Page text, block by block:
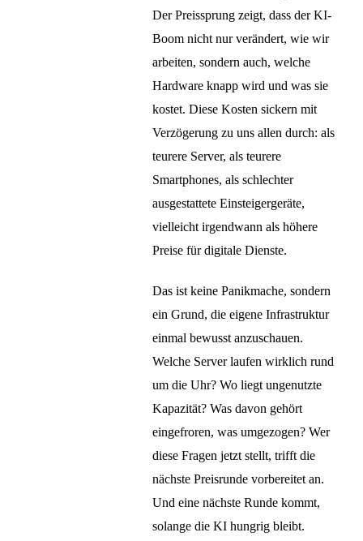
Der Preissprung zeigt, dass der KI-
Boom nicht nur verändert, wie wir
arbeiten, sondern auch, welche
Hardware knapp wird und was sie
kostet. Diese Kosten sickern mit
Verzögerung zu uns allen durch: als
teurere Server, als teurere
Smartphones, als schlechter
ausgestattete Einsteigergeräte,
vielleicht irgendwann als höhere
Preise für digitale Dienste.
Das ist keine Panikmache, sondern
ein Grund, die eigene Infrastruktur
einmal bewusst anzuschauen.
Welche Server laufen wirklich rund
um die Uhr? Wo liegt ungenutzte
Kapazität? Was davon gehört
eingefroren, was umgezogen? Wer
diese Fragen jetzt stellt, trifft die
nächste Preisrunde vorbereitet an.
Und eine nächste Runde kommt,
solange die KI hungrig bleibt.